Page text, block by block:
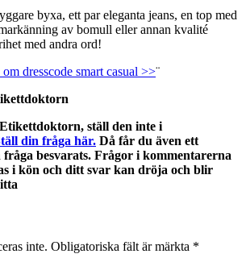
byxa, ett par eleganta jeans, en top med
av bomull eller annan kvalité
med andra ord!
dresscode smart casual >>¨
ställ den inte i
din fråga här. Då får du även ett
besvarats. Frågor i kommentarerna
i kön och ditt svar kan dröja och blir
inte. Obligatoriska fält är märkta *